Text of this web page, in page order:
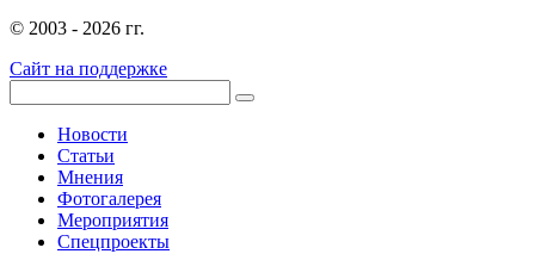
© 2003 - 2026 гг.
Сайт на поддержке
Новости
Статьи
Мнения
Фотогалерея
Мероприятия
Спецпроекты